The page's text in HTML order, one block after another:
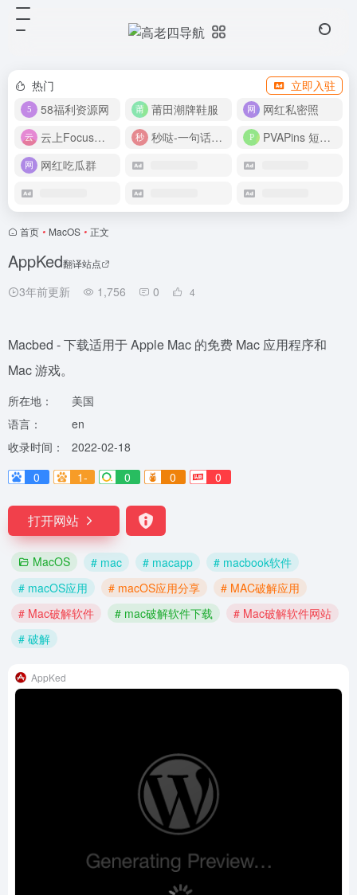
热门
立即入驻
58福利资源网
莆田潮牌鞋服
网红私密照
云上Focus接码平台
秒哒-一句话做应用
PVAPins 短信接码平台
网红吃瓜群
首页 • MacOS • 正文
AppKed翻译站点
3年前更新 1,756 0 4
Macbed - 下载适用于 Apple Mac 的免费 Mac 应用程序和
Mac 游戏。
所在地：
美国
语言：
en
收录时间：
2022-02-18
0
1- 0 0 0
打开网站
MacOS # mac # macapp
# macbook软件
# macOS应用
# macOS应用分享
# MAC破解应用
# Mac破解软件
# mac破解软件下载
# Mac破解软件网站
# 破解
AppKed